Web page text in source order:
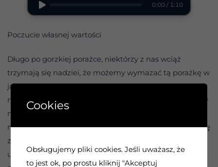
0:00 / 1:10
Poczucie własnej wartości
Długo po gorzkiej porażce, niektórzy z nas wciąż
trzymają się nadziei, że możemy wymazać tą porażkę w
jakiś spektakularny sposób. Jednym z możliwych
marzeń jest „udowodnienie swojej wartości” tym, którzy
nami gardzili lub nas poniżali. To nigdy tak naprawdę
nie działa, nawet jeśli w późniejszym czasie staniemy się
zwycięzcami. Po pierwsze, możemy próbować
udowodnić swoją wartość ludziom, którzy nigdy nas nie
Cookies
Obsługujemy pliki cookies. Jeśli uważasz, że
to jest ok, po prostu kliknij "Akceptuj